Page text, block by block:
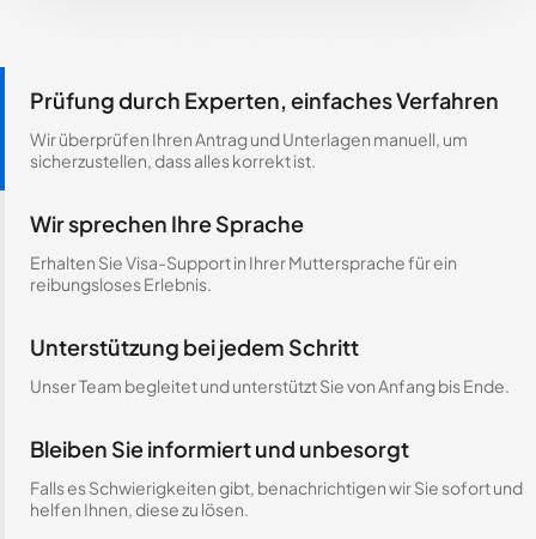
Prüfung durch Experten, einfaches Verfahren
Wir überprüfen Ihren Antrag und Unterlagen manuell, um
sicherzustellen, dass alles korrekt ist.
Wir sprechen Ihre Sprache
Erhalten Sie Visa-Support in Ihrer Muttersprache für ein
reibungsloses Erlebnis.
Unterstützung bei jedem Schritt
Unser Team begleitet und unterstützt Sie von Anfang bis Ende.
Bleiben Sie informiert und unbesorgt
Falls es Schwierigkeiten gibt, benachrichtigen wir Sie sofort und
helfen Ihnen, diese zu lösen.